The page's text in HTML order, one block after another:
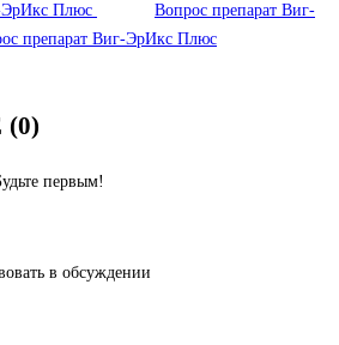
ЭрИкс Плюс Вопрос препарат Виг-
препарат Виг-ЭрИкс Плюс
первым!
в обсуждении